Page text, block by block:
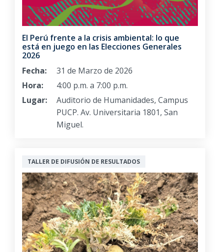
El Perú frente a la crisis ambiental: lo que
está en juego en las Elecciones Generales
2026
Fecha:
31 de Marzo de 2026
Hora:
4:00 p.m. a 7:00 p.m.
Lugar:
Auditorio de Humanidades, Campus
PUCP. Av. Universitaria 1801, San
Miguel.
TALLER DE DIFUSIÓN DE RESULTADOS